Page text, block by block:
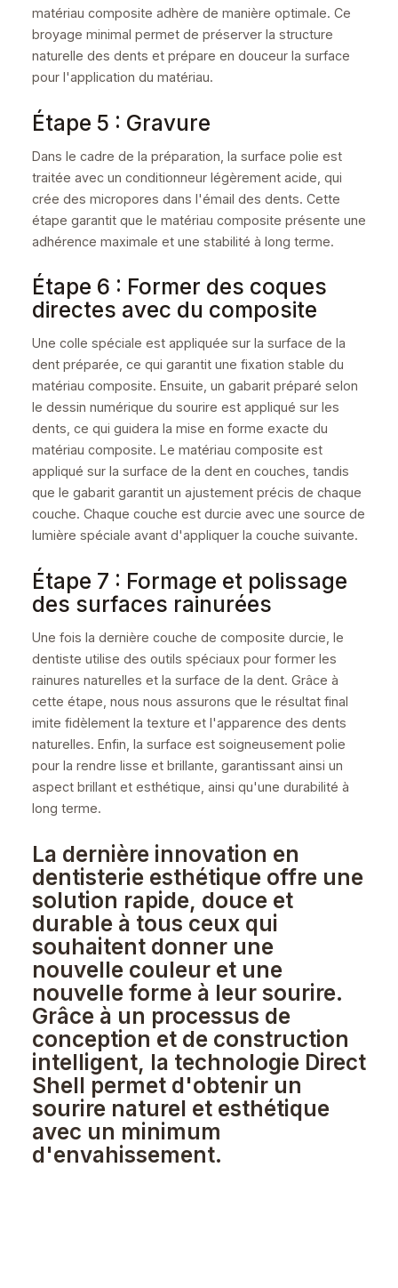
matériau composite adhère de manière optimale. Ce
broyage minimal permet de préserver la structure
naturelle des dents et prépare en douceur la surface
pour l'application du matériau.
Étape 5 : Gravure
Dans le cadre de la préparation, la surface polie est
traitée avec un conditionneur légèrement acide, qui
crée des micropores dans l'émail des dents. Cette
étape garantit que le matériau composite présente une
adhérence maximale et une stabilité à long terme.
Étape 6 : Former des coques
directes avec du composite
Une colle spéciale est appliquée sur la surface de la
dent préparée, ce qui garantit une fixation stable du
matériau composite. Ensuite, un gabarit préparé selon
le dessin numérique du sourire est appliqué sur les
dents, ce qui guidera la mise en forme exacte du
matériau composite. Le matériau composite est
appliqué sur la surface de la dent en couches, tandis
que le gabarit garantit un ajustement précis de chaque
couche. Chaque couche est durcie avec une source de
lumière spéciale avant d'appliquer la couche suivante.
Étape 7 : Formage et polissage
des surfaces rainurées
Une fois la dernière couche de composite durcie, le
dentiste utilise des outils spéciaux pour former les
rainures naturelles et la surface de la dent. Grâce à
cette étape, nous nous assurons que le résultat final
imite fidèlement la texture et l'apparence des dents
naturelles. Enfin, la surface est soigneusement polie
pour la rendre lisse et brillante, garantissant ainsi un
aspect brillant et esthétique, ainsi qu'une durabilité à
long terme.
La dernière innovation en
dentisterie esthétique offre une
solution rapide, douce et
durable à tous ceux qui
souhaitent donner une
nouvelle couleur et une
nouvelle forme à leur sourire.
Grâce à un processus de
conception et de construction
intelligent, la technologie Direct
Shell permet d'obtenir un
sourire naturel et esthétique
avec un minimum
d'envahissement.